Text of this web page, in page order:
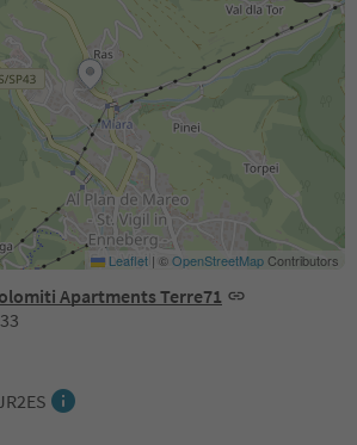
Apartments Terre71
Leaflet | ©OpenStreetMapContributors